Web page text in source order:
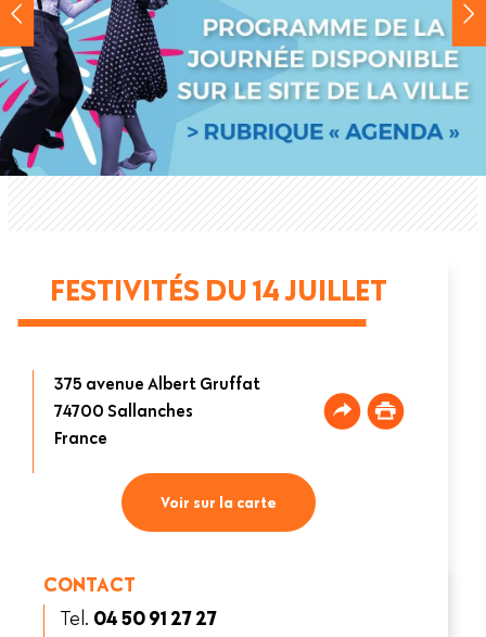
FESTIVITÉS DU 14 JUILLET
375 avenue Albert Gruffat
74700 Sallanches
France
Voir sur la carte
CONTACT
Tel. 04 50 91 27 27